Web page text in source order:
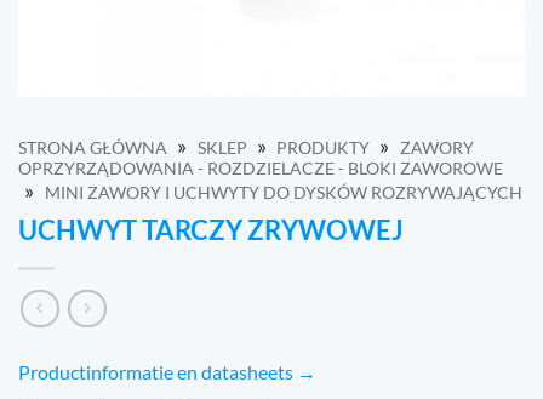
STRONA GŁÓWNA » SKLEP » PRODUKTY »
ZAWORY
OPRZYRZĄDOWANIA - ROZDZIELACZE - BLOKI ZAWOROWE
» MINI ZAWORY I UCHWYTY DO DYSKÓW ROZRYWAJĄCYCH
UCHWYT TARCZY ZRYWOWEJ
Productinformatie en datasheets →